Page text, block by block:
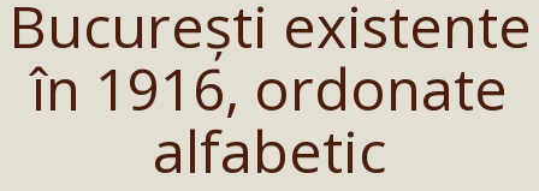
București existente
în 1916, ordonate
alfabetic